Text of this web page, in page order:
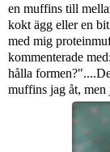
en muffins till
kokt ägg eller en
med mig
kommenterade
hålla
muffins jag åt, men